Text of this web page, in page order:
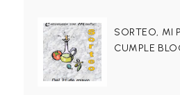
SORTEO, MI
CUMPLE